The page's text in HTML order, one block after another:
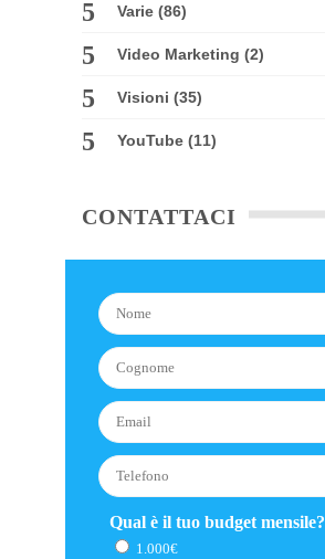
Varie (86)
Video Marketing (2)
Visioni (35)
YouTube (11)
CONTATTACI
Qual è il tuo budget mensile?
1.000€